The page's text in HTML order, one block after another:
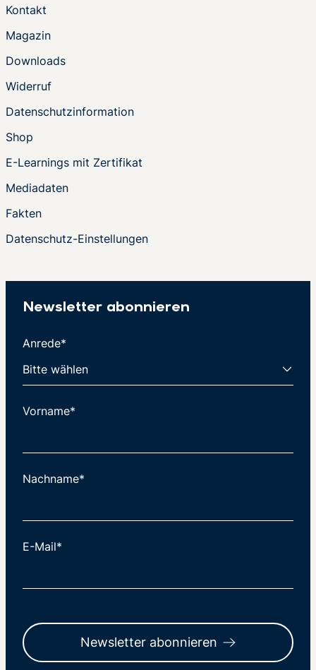
Kontakt
Magazin
Downloads
Widerruf
Datenschutzinformation
Shop
E-Learnings mit Zertifikat
Mediadaten
Fakten
Datenschutz-Einstellungen
Newsletter abonnieren
Anrede*
Vorname*
Nachname*
E-Mail*
Newsletter abonnieren